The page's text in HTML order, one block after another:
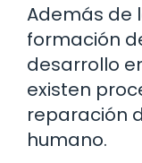
Además de
formación
desarrollo
existen
reparación
humano.